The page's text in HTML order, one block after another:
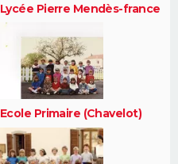
Lycée Pierre Mendès-france
Ecole Primaire (Chavelot)